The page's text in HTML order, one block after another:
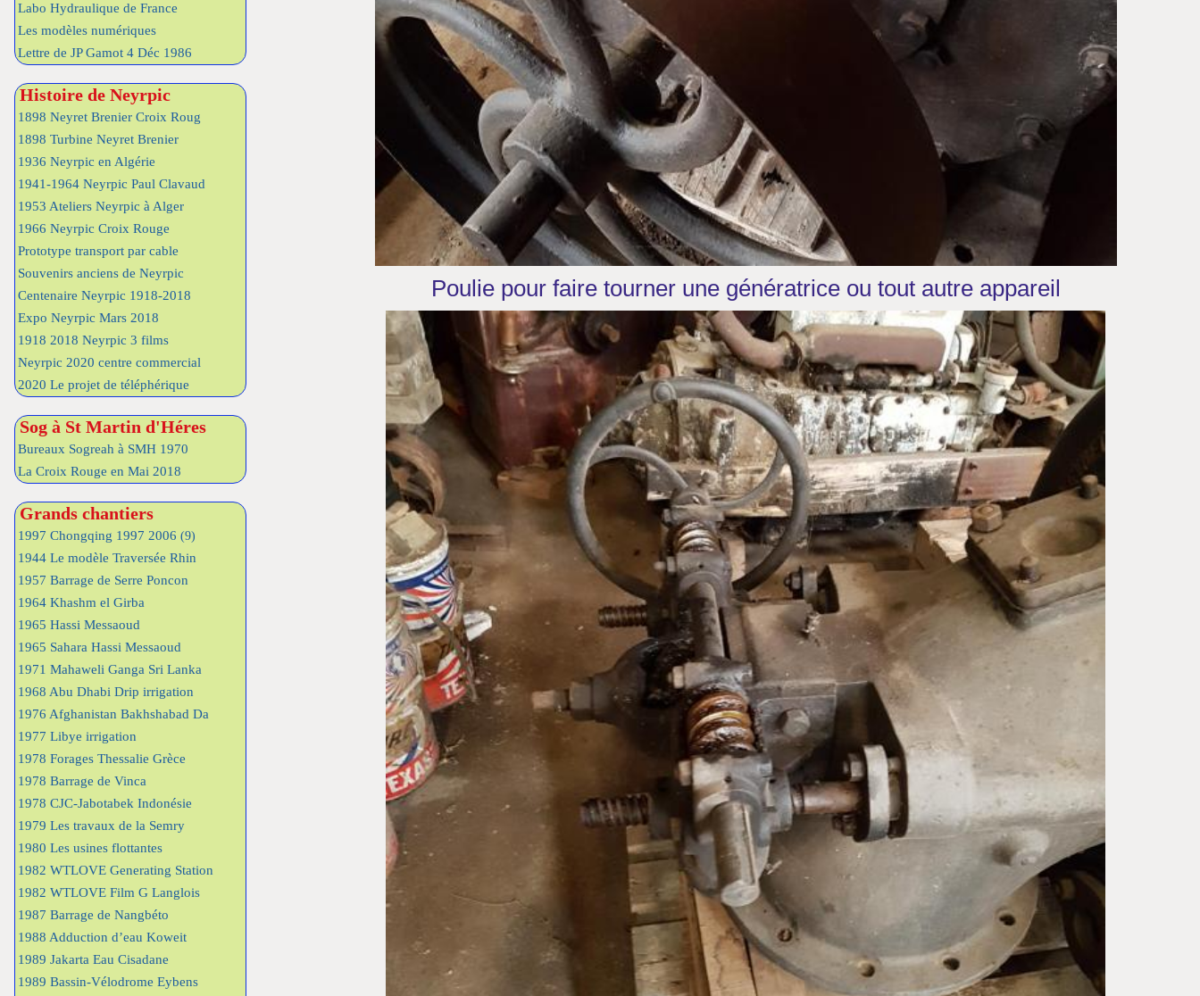
Labo Hydraulique de France
Les modèles numériques
Lettre de JP Gamot 4 Déc 1986
Histoire de Neyrpic
1898 Neyret Brenier Croix Roug
1898 Turbine Neyret Brenier
1936 Neyrpic en Algérie
1941-1964 Neyrpic Paul Clavaud
1953 Ateliers Neyrpic à Alger
1966 Neyrpic Croix Rouge
Prototype transport par cable
Souvenirs anciens de Neyrpic
Centenaire Neyrpic 1918-2018
Expo Neyrpic Mars 2018
1918 2018 Neyrpic 3 films
Neyrpic 2020 centre commercial
2020 Le projet de téléphérique
Sog à St Martin d'Héres
Bureaux Sogreah à SMH 1970
La Croix Rouge en Mai 2018
Grands chantiers
1997 Chongqing 1997 2006 (9)
1944 Le modèle Traversée Rhin
1957 Barrage de Serre Poncon
1964 Khashm el Girba
1965 Hassi Messaoud
1965 Sahara Hassi Messaoud
1971 Mahaweli Ganga Sri Lanka
1968 Abu Dhabi Drip irrigation
1976 Afghanistan Bakhshabad Da
1977 Libye irrigation
1978 Forages Thessalie Grèce
1978 Barrage de Vinca
1978 CJC-Jabotabek Indonésie
1979 Les travaux de la Semry
1980 Les usines flottantes
1982 WTLOVE Generating Station
1982 WTLOVE Film G Langlois
1987 Barrage de Nangbéto
1988 Adduction d’eau Koweit
1989 Jakarta Eau Cisadane
1989 Bassin-Vélodrome Eybens
Poulie pour faire tourner une génératrice ou tout autre appareil